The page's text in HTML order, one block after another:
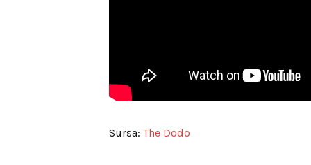
Sursa: The Dodo